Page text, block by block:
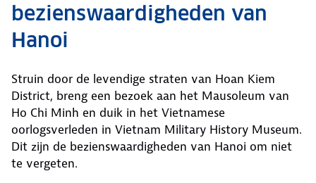
bezienswaardigheden van
Hanoi
Struin door de levendige straten van Hoan Kiem
District, breng een bezoek aan het Mausoleum van
Ho Chi Minh en duik in het Vietnamese
oorlogsverleden in Vietnam Military History Museum.
Dit zijn de bezienswaardigheden van Hanoi om niet
te vergeten.